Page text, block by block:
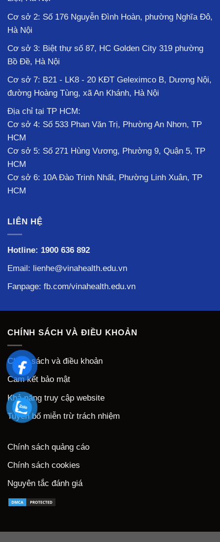
Cơ sở 2: Số 176 Nguyễn Đình Hoàn, phường Nghĩa Đô,
Hà Nội
Cơ sở 3: Biệt thự số 87, HC Golden City 319 phường
Bồ Đề, Hà Nội
Cơ sở 7: B21 - LK8 - 20 KĐT Geleximco B, Dương Nội,
đường Hoàng Tùng, xã An Khánh, Hà Nội
Địa chỉ tại TP HCM:
Cơ sở 4: Số 533 Phan Văn Trị, Phường An Nhơn, TP
HCM
Cơ sở 5: Số 271 Hùng Vương, Phường 9, Quận 5, TP
HCM
Cơ sở 6: 10A Đào Trinh Nhất, Phường Linh Xuân, TP
HCM
LIÊN HỆ
Hotline: 1900 636 892
Email: lienhe@vinahealth.edu.vn
Fanpage: fb.com/vinahealth.edu.vn
CHÍNH SÁCH VÀ ĐIỀU KHOẢN
Chính sách và điều khoản
Cam kết bảo mật
Khả năng truy cập website
Tuyên bố miễn trừ trách nhiệm
Chính sách quảng cáo
Chính sách cookies
Nguyên tắc đánh giá